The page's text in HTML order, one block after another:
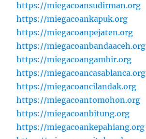
https://miegacoansudirman.org
https://miegacoankapuk.org
https://miegacoanpejaten.org
https://miegacoanbandaaceh.org
https://miegacoangambir.org
https://miegacoancasablanca.org
https://miegacoancilandak.org
https://miegacoantomohon.org
https://miegacoanbitung.org
https://miegacoankepahiang.org